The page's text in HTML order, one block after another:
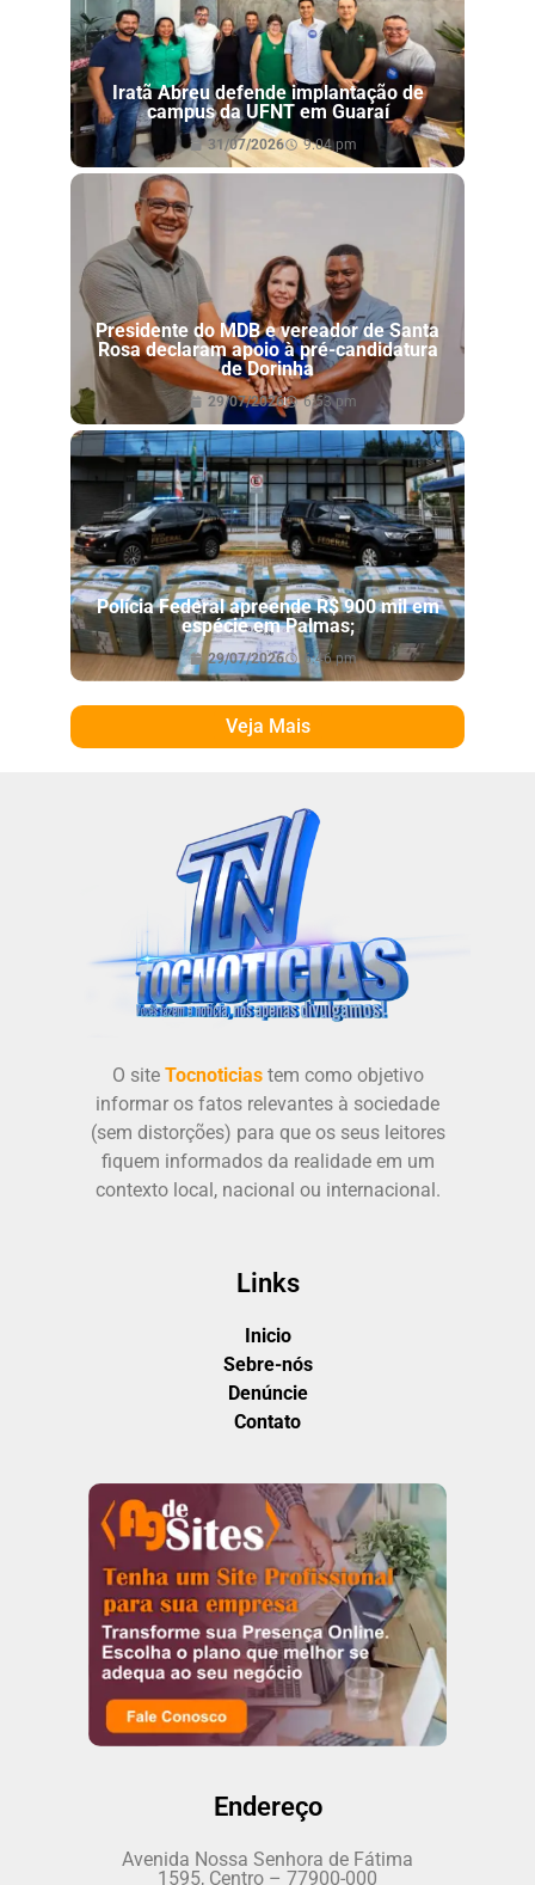
Iratã Abreu defende implantação de
campus da UFNT em Guaraí
31/07/2026 9:04 pm
Presidente do MDB e vereador de Santa
Rosa declaram apoio à pré-candidatura
de Dorinha
29/07/2026 6:53 pm
Polícia Federal apreende R$ 900 mil em
espécie em Palmas;
29/07/2026 6:46 pm
Veja Mais
O site Tocnoticiastem como objetivo
informar os fatos relevantes à sociedade
(sem distorções) para que os seus leitores
fiquem informados da realidade em um
contexto local, nacional ou internacional.
Links
Inicio
Sebre-nós
Denúncie
Contato
Endereço
Avenida Nossa Senhora de Fátima
1595, Centro – 77900-000